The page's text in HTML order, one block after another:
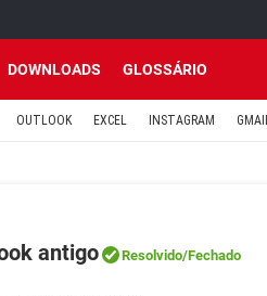
DOWNLOADS GLOSSÁRIO
OUTLOOK EXCEL INSTAGRAM
antigo Resolvido/Fechado